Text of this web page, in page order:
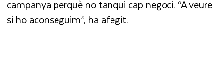
campanya perquè no tanqui cap negoci. “A veure
si ho aconseguim”, ha afegit.